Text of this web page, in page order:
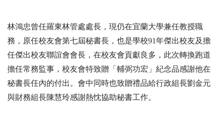
林鴻忠曾任羅東林管處處長，現仍在宜蘭大學兼任教授職
務，原任校友會第七屆秘書長，也是學校91年傑出校友及擔
任傑出校友聯誼會會長，在校友會貢獻良多，此次轉換跑道
擔任常務監事，校友會特致贈「輔弼功宏」紀念品感謝他在
秘書長任內的付出。會中同時也致贈禮品給行政組長劉金元
與財務組長陳慧玲感謝熱忱協助秘書工作。